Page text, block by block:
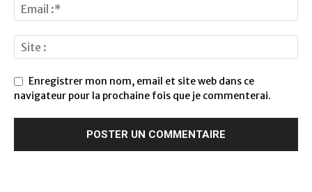
Enregistrer mon nom, email et site web dans ce
navigateur pour la prochaine fois que je commenterai.